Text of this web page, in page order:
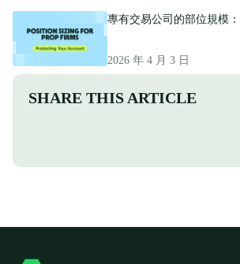
專有交易公司的部位規模
2026 年 4 月 3 日
SHARE THIS ARTICLE